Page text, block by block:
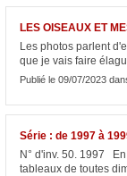
LES OISEAUX ET
Les photos parlent
que je vais
Publié le 09/07/2023
Série : de 1997 à
N° d'inv. 50. 1997
tableaux de toutes